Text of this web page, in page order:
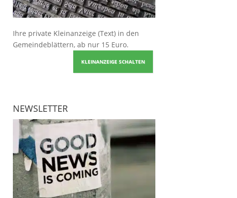
Ihre private Kleinanzeige (Text) in den
Gemeindeblättern, ab nur 15 Euro.
KLEINANZEIGE SCHALTEN
NEWSLETTER